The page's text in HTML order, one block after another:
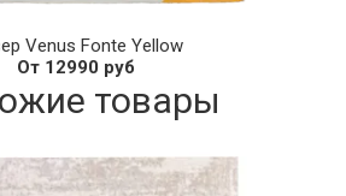
Venus Fonte Yellow
От 12990 руб
товары